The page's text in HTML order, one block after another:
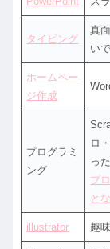
タイピング
真
い
ホームペー
ジ作成
プログラミ
ング
ロ
っ
プ
と
illustrator 趣